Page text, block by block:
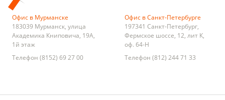
Офис в Мурманске
183039 Мурманск, улица
Академика Книповича, 19А,
1й этаж
Телефон (8152) 69 27 00
Офис в Санкт-Петербурге
197341 Санкт-Петербург,
Фермское шоссе, 12, лит К,
оф. 64-Н
Телефон (812) 244 71 33